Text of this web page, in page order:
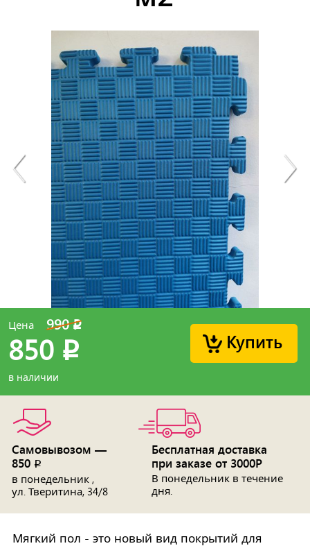
Купить
990p
Цена
850 p
в наличии
Самовывозом —
850 p
в понедельник ,
ул. Тверитина, 34/8
Бесплатная доставка
при заказе от 3000Р
В понедельник в течение
дня.
Мягкий пол - это новый вид покрытий для